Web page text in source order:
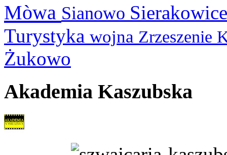
Mòwa Sianowo
Turystyka wojna Zrzeszenie
Żukowo
Akademia Kaszubska